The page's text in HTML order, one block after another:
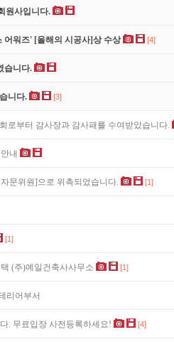
원사입니다.
어워즈' [올해의 시공사]상 수상 [4]
습니다.
니다. [3]
로부터 감사장과 감사패를 수여받았습니다.
내
문위원]으로 위촉되었습니다. [1]
[1]
(주)예일건축사사무소 [1]
리어부서
. 무료입장 사전등록하세요! [4]